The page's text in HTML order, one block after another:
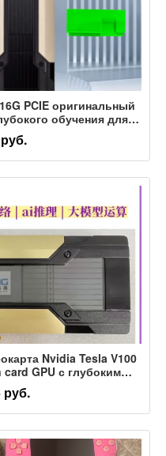
PCIE оригинальный
обучения для
Nvidia Tesla V100
GPU с глубоким
руб.